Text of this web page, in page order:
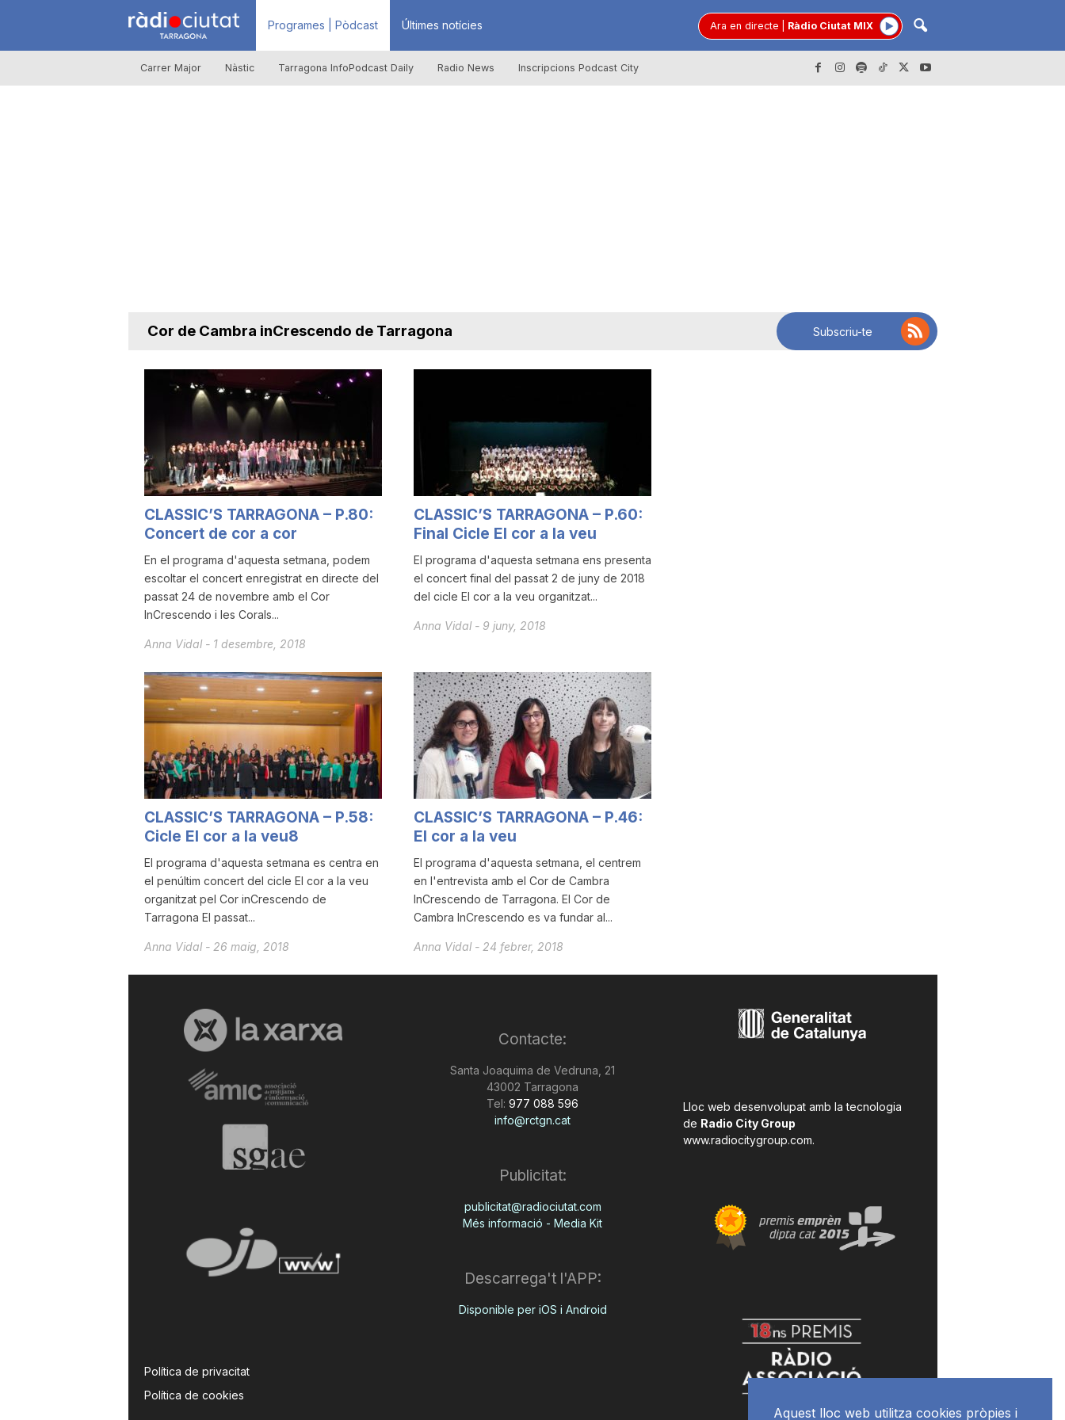
R
à
i
a
t
d
T
r
r
a
n
a
Programes | Pòdcast Últimes notícies Ara en directe Ràdio Ciutat MIX
Carrer Major Nàstic Tarragona InfoPodcast Daily Radio News Inscripcions Podcast City
Cor de Cambra inCrescendo de Tarragona Subscriu-te
CLASSIC’S TARRAGONA – P.80:
Concert de cor a cor
En el programa d'aquesta setmana, podem
escoltar el concert enregistrat en directe del
passat 24 de novembre amb el Cor
InCrescendo i les Corals...
Anna Vidal - 1 desembre, 2018
CLASSIC’S TARRAGONA – P.60:
Final Cicle El cor a la veu
El programa d'aquesta setmana ens presenta
el concert final del passat 2 de juny de 2018
del cicle El cor a la veu organitzat...
Anna Vidal - 9 juny, 2018
CLASSIC’S TARRAGONA – P.58:
Cicle El cor a la veu8
El programa d'aquesta setmana es centra en
el penúltim concert del cicle El cor a la veu
organitzat pel Cor inCrescendo de
Tarragona El passat...
Anna Vidal - 26 maig, 2018
CLASSIC’S TARRAGONA – P.46:
El cor a la veu
El programa d'aquesta setmana, el centrem
en l'entrevista amb el Cor de Cambra
InCrescendo de Tarragona. El Cor de
Cambra InCrescendo es va fundar al...
Anna Vidal - 24 febrer, 2018
Política de privacitat
Política de cookies
Contacte:
Santa Joaquima de Vedruna, 21
43002 Tarragona
Tel: 977 088 596
info@rctgn.cat
Publicitat:
publicitat@radiociutat.com
Més informació - Media Kit
Descarrega't l'APP:
Disponible per iOS i Android
Lloc web desenvolupat amb la tecnologia
de Radio City Group
www.radiocitygroup.com.
Aquest lloc web utilitza cookies pròpies i